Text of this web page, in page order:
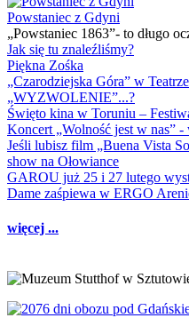
Powstaniec z Gdyni
„Powstaniec 1863”- to długo
Jak się tu znaleźliśmy?
Piękna Zośka
„Czarodziejska Góra” w
„WYZWOLENIE”...?
Święto kina w Toruniu –
Koncert „Wolność jest w nas”
Jeśli lubisz film „Buena Vista
show na Ołowiance
GAROU już 25 i 27 lutego
Dame zaśpiewa w ERGO
więcej ...